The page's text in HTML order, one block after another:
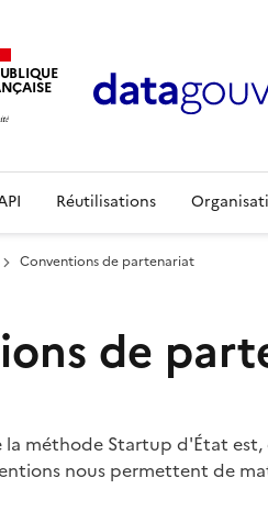
Réutilisations
Conventions de partenariat
de
méthode Startup d'État
nous permettent de